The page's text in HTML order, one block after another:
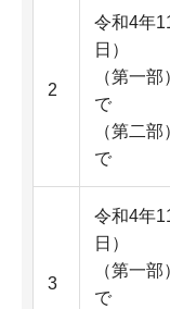
2
令和4年
日）
（第一
で
（第二
で
3
令和4年
日）
（第一
で